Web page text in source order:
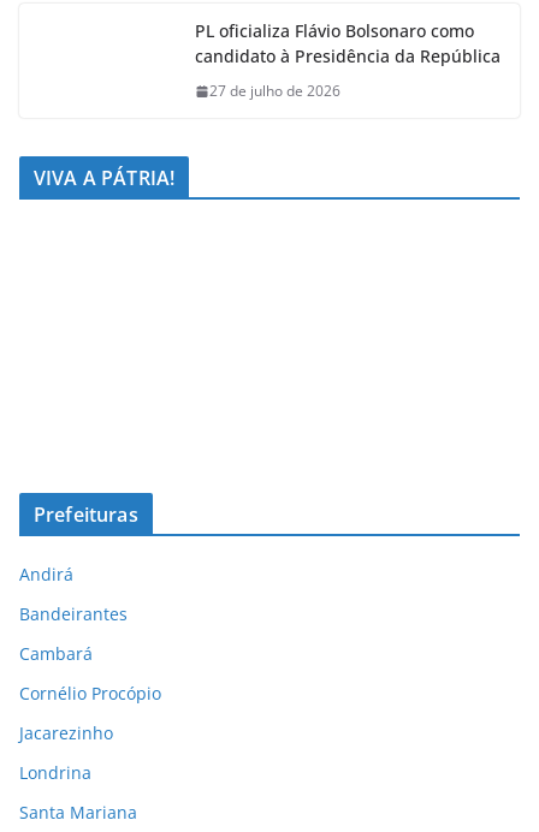
PL oficializa Flávio Bolsonaro como
candidato à Presidência da República
27 de julho de 2026
VIVA A PÁTRIA!
Prefeituras
Andirá
Bandeirantes
Cambará
Cornélio Procópio
Jacarezinho
Londrina
Santa Mariana